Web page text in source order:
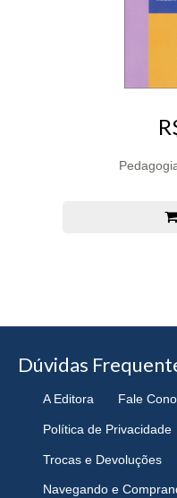
Dúvidas
A Editora Fale
Política de Privacidade
Trocas e Devoluções
Navegando e